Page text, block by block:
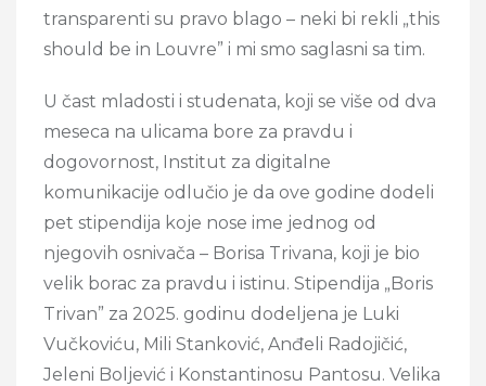
transparenti su pravo blago – neki bi rekli „this
should be in Louvre” i mi smo saglasni sa tim.
U čast mladosti i studenata, koji se više od dva
meseca na ulicama bore za pravdu i
dogovornost, Institut za digitalne
komunikacije odlučio je da ove godine dodeli
pet stipendija koje nose ime jednog od
njegovih osnivača – Borisa Trivana, koji je bio
velik borac za pravdu i istinu. Stipendija „Boris
Trivan” za 2025. godinu dodeljena je Luki
Vučkoviću, Mili Stanković, Anđeli Radojičić,
Jeleni Boljević i Konstantinosu Pantosu. Velika